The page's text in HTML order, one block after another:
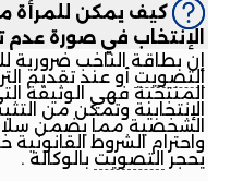
كيف يمكن للمرأة
الإنتخاب في صورة عدم
إن بطاقة الناخب ضرورية
التصويتأو عند تقديم
المنتخبة فهي الوثيقة
الإنتخابية وتمكن من
الشخصية مما يضمن
واحترام الشروط القانونية
يحجرالتصويتبالوكالة .